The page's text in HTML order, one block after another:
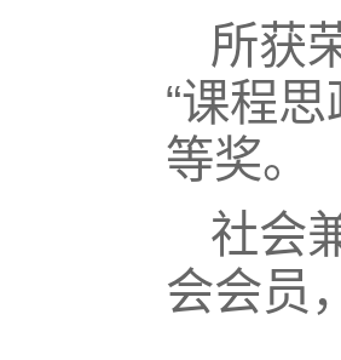
所获
“课程
等奖。
社会
会会员